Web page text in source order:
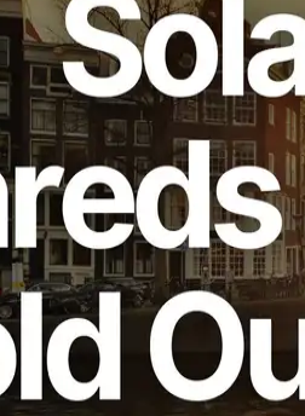
Amsterdam, Belanda, CEO:
DAO, operator ERPC, dengan
lineup premium di Amsterdam
kasih atas dukungan kalian yang
Menjadi Pilihan
Klien
Solutions
data terbesar Eropa, dengan
jaringan melalui konsentrasi dari
Solana yang menuntut performa real-